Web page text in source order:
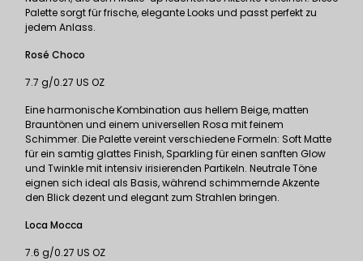
Palette sorgt für frische, elegante Looks und passt perfekt zu
jedem Anlass.
Rosé Choco
7.7 g/0.27 US OZ
Eine harmonische Kombination aus hellem Beige, matten
Brauntönen und einem universellen Rosa mit feinem
Schimmer. Die Palette vereint verschiedene Formeln: Soft Matte
für ein samtig glattes Finish, Sparkling für einen sanften Glow
und Twinkle mit intensiv irisierenden Partikeln. Neutrale Töne
eignen sich ideal als Basis, während schimmernde Akzente
den Blick dezent und elegant zum Strahlen bringen.
Loca Mocca
7.6 g/0.27 US OZ